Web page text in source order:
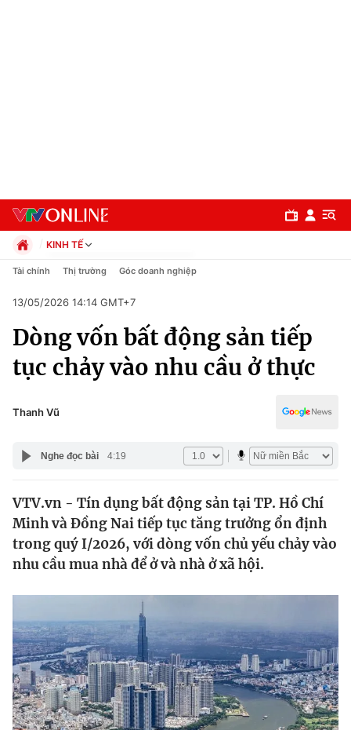
Chuyên mục
Chính trị
Pháp luật
Thế giới
Tin tức
Câu chuyện quốc tế
Thị trường
Góc doanh nghiệp
Dữ liệu và đời sống
Truyền hình
Phim VTV
Giải trí
KINH TẾ
Chính trị
Pháp luật
Kinh tế
Thể thao
Truyền hình
Y tế
Công nghệ
Tài chính Thị trường Góc doanh nghiệp
13/05/2026 14:14 GMT+7
Dòng vốn bất động sản tiếp
tục chảy vào nhu cầu ở thực
Thanh Vũ
Nghe đọc bài 4:19
VTV.vn - Tín dụng bất động sản tại TP. Hồ Chí
Minh và Đồng Nai tiếp tục tăng trưởng ổn định
trong quý I/2026, với dòng vốn chủ yếu chảy vào
nhu cầu mua nhà để ở và nhà ở xã hội.